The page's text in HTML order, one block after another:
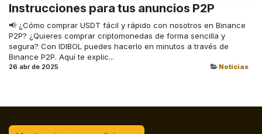
Instrucciones para tus anuncios P2P
📢 ¿Cómo comprar USDT fácil y rápido con nosotros en Binance
P2P? ¿Quieres comprar criptomonedas de forma sencilla y
segura? Con IDIBOL puedes hacerlo en minutos a través de
Binance P2P. Aquí te explic...
26 abr de 2025 Noticias